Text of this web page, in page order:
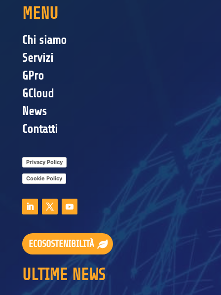
MENU
Chi siamo
Servizi
GPro
GCloud
News
Contatti
Privacy Policy
Cookie Policy
ECOSOSTENIBILITÀ
ULTIME NEWS